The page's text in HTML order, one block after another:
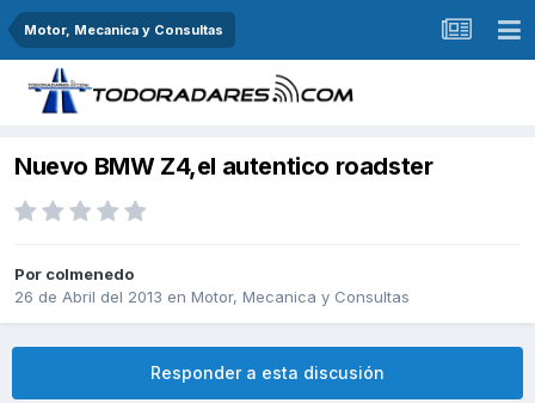
Motor, Mecanica y Consultas
Nuevo BMW Z4,el autentico roadster
Por colmenedo
26 de Abril del 2013 en Motor, Mecanica y Consultas
Responder a esta discusión